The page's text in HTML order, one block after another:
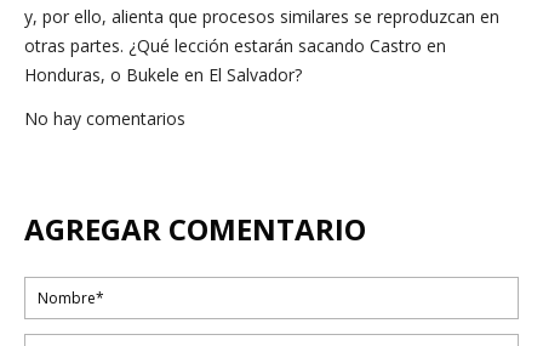
y, por ello, alienta que procesos similares se reproduzcan en
otras partes. ¿Qué lección estarán sacando Castro en
Honduras, o Bukele en El Salvador?
No hay comentarios
AGREGAR COMENTARIO